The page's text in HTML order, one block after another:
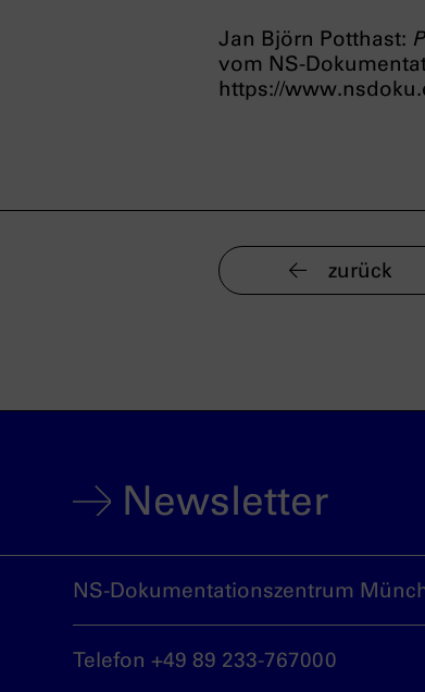
Jan Björn Potthast:
vom NS-
https://
zurück
Newsletter
NS-Dokumentationszentrum
Telefon +49 89 233-767000